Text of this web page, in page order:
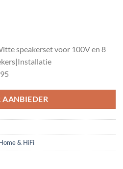
Huidige
is:
€109.00.
speakerset voor 100V en 8
AANBIEDER
& HiFi